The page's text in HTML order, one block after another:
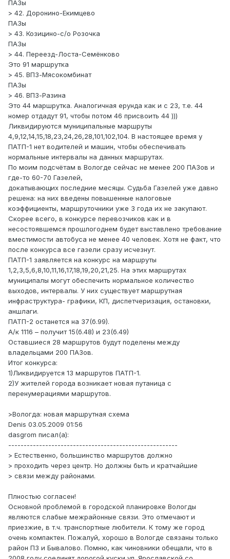
ПАЗы
> 42. Доронино-Екимцево
ПАЗы
> 43. Козицино-с/о Розочка
ПАЗы
> 44. Переезд-Лоста-Семёнково
Это 91 маршрутка
> 45. ВПЗ-Мясокомбинат
ПАЗы
> 46. ВПЗ-Разина
Это 44 маршрутка. Аналогичная ерунда как и с 23, т.е. 44
номер отдадут 91, чтобы потом 46 присвоить 44 )))
Ликвидируются муниципальные маршруты
4,9,12,14,15,18,23,24,26,28,101,102,104. В настоящее время у
ПАТП-1 нет водителей и машин, чтобы обеспечивать
нормальные интервалы на данных маршрутах.
По моим подсчётам в Вологде сейчас не менее 200 ПАЗов и
где-то 60-70 Газелей,
докатывающих последние месяцы. Судьба Газелей уже давно
решена: на них введены повышенные налоговые
коэффициенты, маршруточники уже 3 года их не закупают.
Скорее всего, в конкурсе перевозчиков как и в
несостоявшемся прошлогоднем будет выставлено требование
вместимости автобуса не менее 40 человек. Хотя не факт, что
после конкурса все газели сразу исчезнут.
ПАТП-1 заявляется на конкурс на маршруты
1,2,3,5,6,8,10,11,16,17,18,19,20,21,25. На этих маршрутах
муниципалы могут обеспечить нормальное количество
выходов, интервалы. У них существует маршрутная
инфраструктура- графики, КП, диспетчеризация, остановки,
аншлаги.
ПАТП-2 останется на 37(б.99).
А/к 1116 – получит 15(б.48) и 23(б.49)
Оставшиеся 28 маршрутов будут поделены между
владельцами 200 ПАЗов.
Итог конкурса:
1)Ликвидируется 13 маршрутов ПАТП-1.
2)У жителей города возникает новая путаница с
перенумерациями маршрутов.
>Вологда: новая маршрутная схема
Denis 03.05.2009 01:56
dasgrom писал(а):
-------------------------------------------------------
> Естественно, большинство маршрутов должно
> проходить через центр. Но должны быть и кратчайшие
> связи между районами.
Плностью согласен!
Основной проблемой в городской планировке Вологды
являются слабые межрайонные связи. Это отмечают и
приезжие, в т.ч. транспортные любители. К тому же город
очень компактен. Пожалуй, хорошо в Вологде связаны только
район ПЗ и Бывалово. Помню, как чиновники обещали, что в